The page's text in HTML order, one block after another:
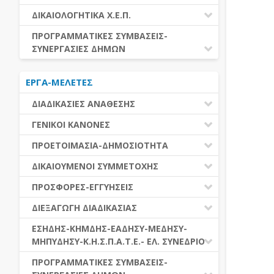
ΕΚΤΕΛΕΣΗ ΥΠΗΡΕΣΙΩΝ
ΕΚΤΕΛΕΣΗ ΠΡΟΜΗΘΕΙΩΝ
ΕΑΑΔΗΣΥ
ΕΑΔΗΣΥ
ΕΛ.ΣΥΝΕΔΡΙΟ
ΕΣΗΔΗΣ
ΔΙΚΑΙΟΛΟΓΗΤΙΚΑ Χ.Ε.Π.
ΔΙΚΑΙΟΛΟΓΗΤΙΚΑ Χ.Ε.Π.
ΠΡΟΓΡΑΜΜΑΤΙΚΕΣ ΣΥΜΒΑΣΕΙΣ-
ΣΥΝΕΡΓΑΣΙΕΣ ΔΗΜΩΝ
ΔΙΕΘΝΕΣ ΚΑΙ ΕΥΡΩΠΑΙΚΟ ΕΠΙΠΕΔΟ
ΠΡΟΓΡΑΜΜΑΤΙΚΕΣ ΣΥΜΒΑΣΕΙΣ
ΕΡΓΑ-ΜΕΛΕΤΕΣ
ΔΙΑΔΙΚΑΣΙΕΣ ΑΝΑΘΕΣΗΣ
ΔΙΑΔΙΚΑΣΙΕΣ ΑΝΑΘΕΣΗΣ
ΣΥΓΚΕΝΤΡΩΤΙΚΕΣ ΔΙΑΔΙΚΑΣΙΕΣ
ΑΝΑΘΕΣΗΣ
ΠΙΝΑΚΕΣ ΔΗΜΟΣΝΕΤ
ΓΕΝΙΚΟΙ ΚΑΝΟΝΕΣ
ΠΕΔΙΟ ΕΦΑΡΜΟΓΗΣ-ΕΝΑΡΞΗ ΙΣΧΥΟΣ
ΗΛΕΚΤΡΟΝΙΚΑ ΜΕΣΑ
ΓΕΝΙΚΕΣ ΑΡΧΕΣ ΚΑΙ ΚΑΝΟΝΕΣ
ΑΞΙΑ ΣΥΜΒΑΣΗΣ
ΕΙΔΗ ΣΥΜΒΑΣΕΩΝ
ΔΙΑΦΟΡΑ
ΠΡΟΕΤΟΙΜΑΣΙΑ-ΔΗΜΟΣΙΟΤΗΤΑ
ΓΝΩΜΟΔΟΤΙΚΑ ΟΡΓΑΝΑ-ΕΠΙΤΡΟΠΕΣ
ΠΡΟΕΤΟΙΜΑΣΙΑ
ΕΓΓΡΑΦΑ ΤΗΣ ΣΥΜΒΑΣΗΣ
ΔΗΜΟΣΙΕΥΣΕΙΣ
ΕΝΑΡΞΗ-ΠΡΟΘΕΣΜΙΕΣ
ΔΙΚΑΙΟΥΜΕΝΟΙ ΣΥΜΜΕΤΟΧΗΣ
ΔΙΚΑΙΟΥΜΕΝΟΙ ΣΥΜΜΕΤΟΧΗΣ
ΚΡΙΤΗΡΙΑ ΕΠΙΛΟΓΗΣ
ΛΟΓΟΙ ΑΠΟΚΛΕΙΣΜΟΥ
ΔΙΚΑΙΟΛΟΓΗΤΙΚΑ ΛΟΓΩΝ
ΑΠΟΚΛΕΙΣΜΟΥ & ΚΡΙΤΗΡΙΩΝ
ΕΠΙΛΟΓΗΣ
ΕΕΕΣ
ΠΡΟΣΦΟΡΕΣ-ΕΓΓΥΗΣΕΙΣ
ΕΓΓΥΗΣΕΙΣ
ΠΡΟΣΦΟΡΕΣ
ΔΙΕΞΑΓΩΓΗ ΔΙΑΔΙΚΑΣΙΑΣ
ΑΞΙΟΛΟΓΗΣΗ ΚΑΙ ΑΝΑΘΕΣΗ
ΑΠΟΤΕΛΕΣΜΑ ΔΙΑΔΙΚΑΣΙΑΣ
ΠΡΟΣΦΥΓΕΣ-ΕΝΣΤΑΣΕΙΣ
ΕΣΗΔΗΣ-ΚΗΜΔΗΣ-ΕΑΔΗΣΥ-ΜΕΔΗΣΥ-
ΜΗΠΥΔΗΣΥ-Κ.Η.Σ.Π.Α.Τ.Ε.- ΕΛ. ΣΥΝΕΔΡΙΟ
ΕΑΑΔΗΣΥ
ΠΡΟΓΡΑΜΜΑΤΙΚΕΣ ΣΥΜΒΑΣΕΙΣ-